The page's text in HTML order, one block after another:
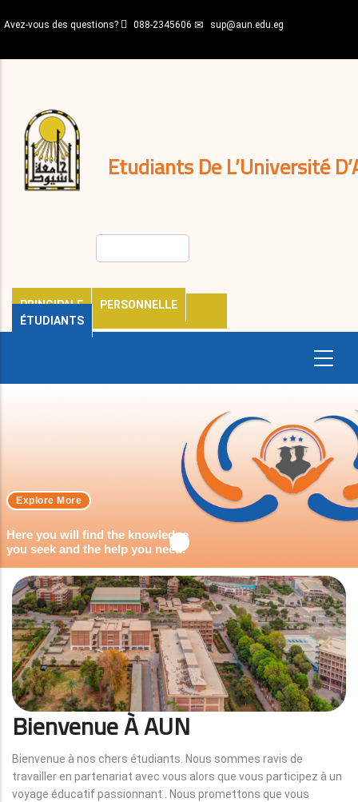
au
principal
Avez-vous des questions? 088-2345606 sup@aun.edu.eg
Etudiants De L’Université
PRINCIPALE
PERSONNELLE
ÉTUDIANTS
décisions
Expatriés
Journal
Here you will find the knowledge
you seek and the help you need.
Explore More
Bienvenue À AUN
Bienvenue à nos chers étudiants. Nous sommes ravis de
travailler en partenariat avec vous alors que vous participez à un
voyage éducatif passionnant . Nous promettons que vous